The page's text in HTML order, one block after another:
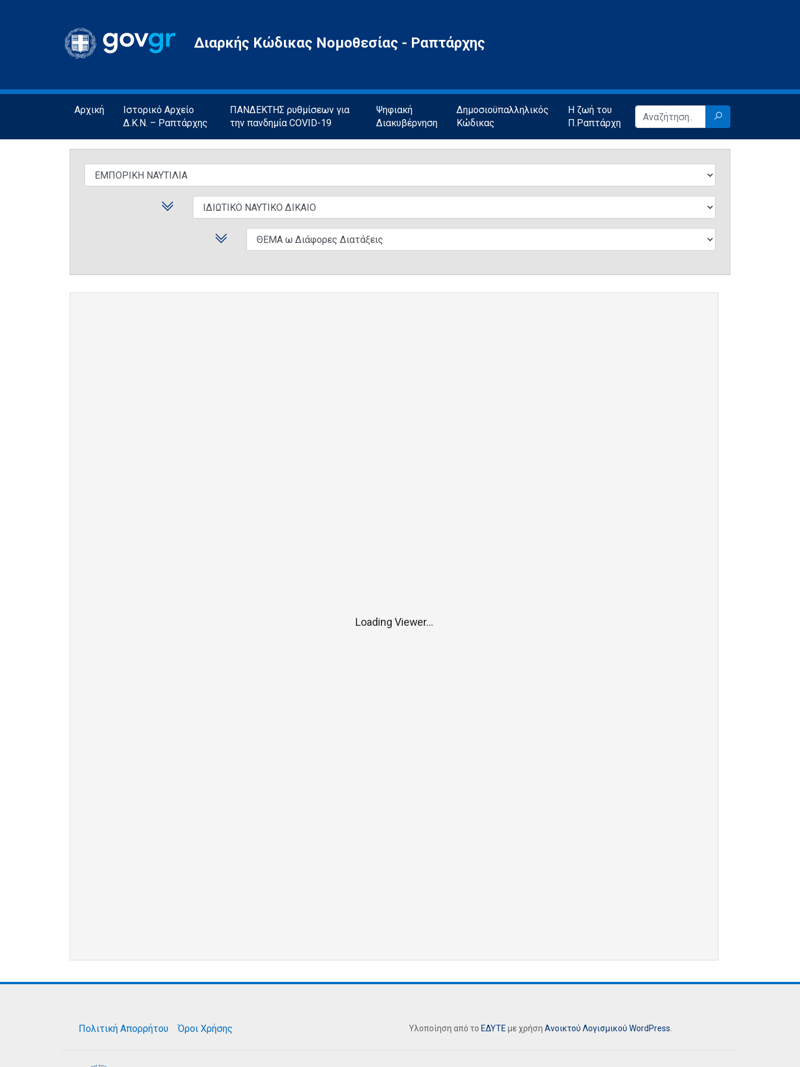
Gov.gr
Διαρκής Κώδικας Νομοθεσίας - Ραπτάρχης
Αρχική
Ιστορικό Αρχείο
Δ.Κ.Ν. – Ραπτάρχης
ΠΑΝΔΕΚΤΗΣ ρυθμίσεων για
την πανδημία COVID-19
Ψηφιακή
Διακυβέρνηση
Δημοσιοϋπαλληλικός
Κώδικας
Η ζωή του
Π.Ραπτάρχη
Loading Viewer...
Πολιτική Απορρήτου Όροι Χρήσης Υλοποίηση από το ΕΔΥΤΕ με χρήση Ανοικτού Λογισμικού WordPress